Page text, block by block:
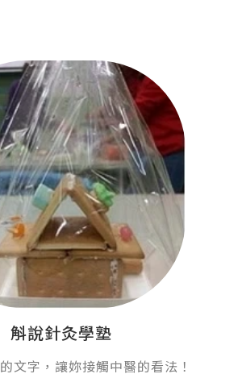
斛說針灸學塾
文字，讓妳接觸中醫的看法！